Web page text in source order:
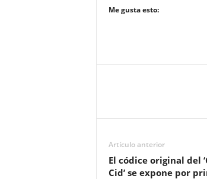
Me gusta esto:
Artículo anterior
El códice original del
Cid’ se expone por